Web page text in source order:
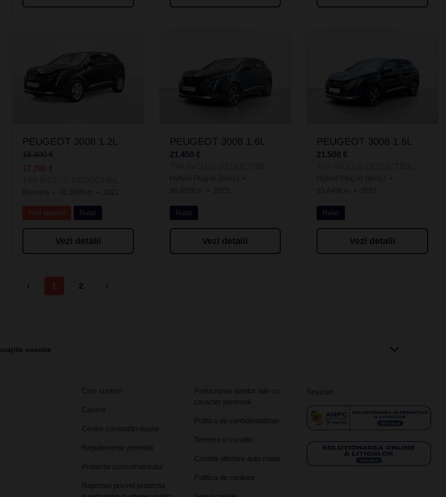
PEUGEOT 3008 1.2L
18.400 €
17.700 €
Preț special Rulat
Vezi detalii
PEUGEOT 3008 1.6L
21.450 €
Rulat
Vezi detalii
PEUGEOT 3008 1.6L
21.500 €
Rulat
Vezi detalii
‹ 1 2 ›
noastre
Cine suntem
Cariere
Centre constatări daune
Regulamente promotii
Protecția consumatorului
Raportari privind protectia
Prelucrarea datelor tale cu
caracter personal
Politica de confidențialitate
Termeni și condiții
Conditii ofertare auto rulate
Politica de cookies
Sesizari